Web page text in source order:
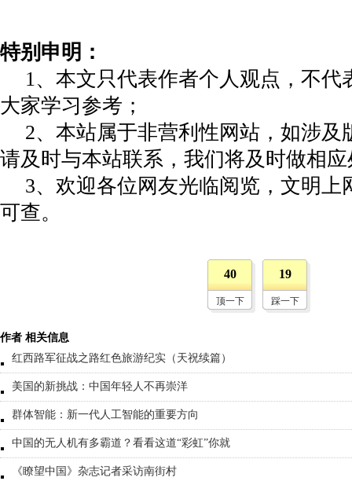
特别申明：
1、本文只代表作者个人观点，不代
大家学习参考；
2、本站属于非营利性网站，如涉及
请及时与本站联系，我们将及时做相
3、欢迎各位网友光临阅览，文明上
可查。
40
顶一下
19
踩一下
作者 相关信息
红西路军征战之路红色旅游纪实（天祝续篇）
美国的新挑战：中国年轻人不再崇洋
群体智能：新一代人工智能的重要方向
中国的无人机有多霸道？看看这道“彩虹”你就
《瞭望中国》杂志记者采访南街村